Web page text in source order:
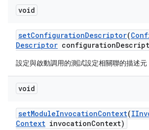
void
setConfigurationDescriptor(
Descriptor configuration
設定與啟動調用的測試設定相關聯的描述元
void
setModuleInvocationContext(
Context invocationContext)